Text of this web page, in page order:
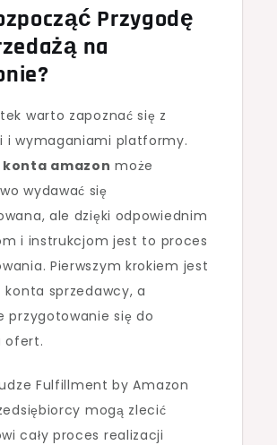
Przygodę
na
warto zapoznać się z
i wymaganiami platformy.
konta amazon może
wydawać się
ale dzięki odpowiednim
i instrukcjom jest to proces
Pierwszym krokiem jest
konta sprzedawcy, a
przygotowanie się do
ofert.
Fulfillment by Amazon
mogą zlecić
cały proces realizacji